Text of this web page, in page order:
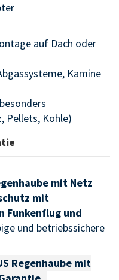
auf Dach oder
Kamine
Pellets, Kohle)
mit Netz
mit
Funkenflug und
und betriebssichere
Regenhaube mit